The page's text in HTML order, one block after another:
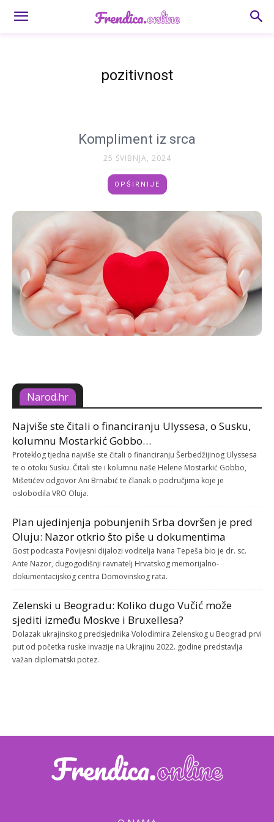
pozitivnost
Kompliment iz srca
25 SVIBNJA, 2024
OPŠIRNIJE
Narod.hr
Najviše ste čitali o financiranju Ulyssesa, o Susku,
kolumnu Mostarkić Gobbo…
Proteklog tjedna najviše ste čitali o financiranju Šerbedžijinog Ulyssesa
te o otoku Susku. Čitali ste i kolumnu naše Helene Mostarkić Gobbo,
Mišetićev odgovor Ani Brnabić te članak o područjima koje je
oslobodila VRO Oluja.
Plan ujedinjenja pobunjenih Srba dovršen je pred
Oluju: Nazor otkrio što piše u dokumentima
Gost podcasta Povijesni dijalozi voditelja Ivana Tepeša bio je dr. sc.
Ante Nazor, dugogodišnji ravnatelj Hrvatskog memorijalno-
dokumentacijskog centra Domovinskog rata.
Zelenski u Beogradu: Koliko dugo Vučić može
sjediti između Moskve i Bruxellesa?
Dolazak ukrajinskog predsjednika Volodimira Zelenskog u Beograd prvi
put od početka ruske invazije na Ukrajinu 2022. godine predstavlja
važan diplomatski potez.